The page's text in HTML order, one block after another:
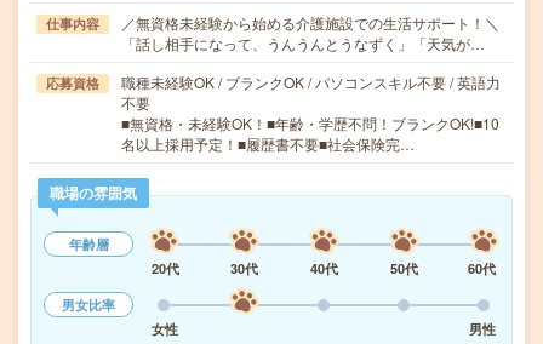
仕事内容
／無資格未経験から始める介護施設での生活サポート！＼
「話し相手になって、うんうんとうなずく」「天気が…
応募資格
職種未経験OK / ブランクOK / パソコンスキル不要 / 英語力
不要
■無資格・未経験OK！■年齢・学歴不問！ブランクOK!■10
名以上採用予定！■履歴書不要■社会保険完…
職場の雰囲気
年齢層
20代
30代 40代 50代
60代
男女比率
女性
男性